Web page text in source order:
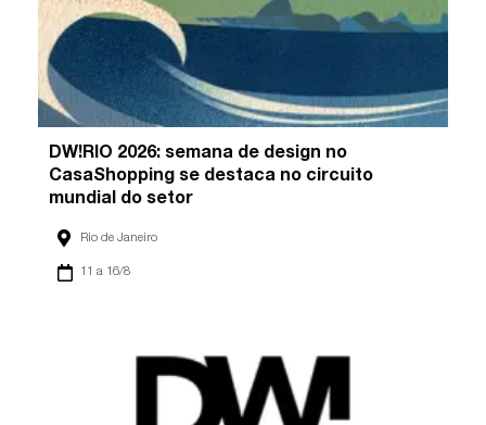
DW!RIO 2026: semana de design no
CasaShopping se destaca no circuito
mundial do setor
Rio de Janeiro
11 a 16/8